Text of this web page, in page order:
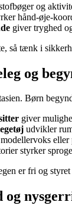
og
hånd-øje-
giver tryghed
så tænk i
og
Børn
giver
udvikler
eller
styrker
er fri og
og